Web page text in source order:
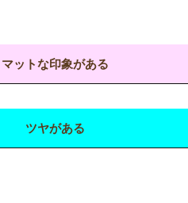
マットな印象がある
ツヤがある